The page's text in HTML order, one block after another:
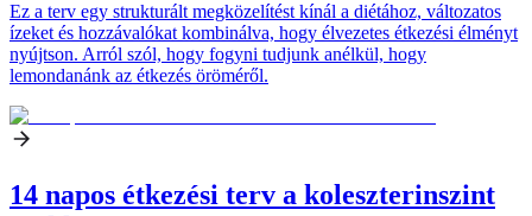
Ez a terv egy strukturált megközelítést kínál a diétához, változatos
ízeket és hozzávalókat kombinálva, hogy élvezetes étkezési élményt
nyújtson. Arról szól, hogy fogyni tudjunk anélkül, hogy
lemondanánk az étkezés öröméről.
14 napos étkezési terv a koleszterinszint